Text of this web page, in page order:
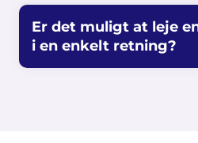
Er det muligt at leje
i en enkelt retning?